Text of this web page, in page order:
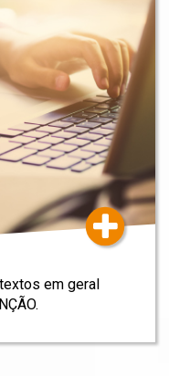
em geral